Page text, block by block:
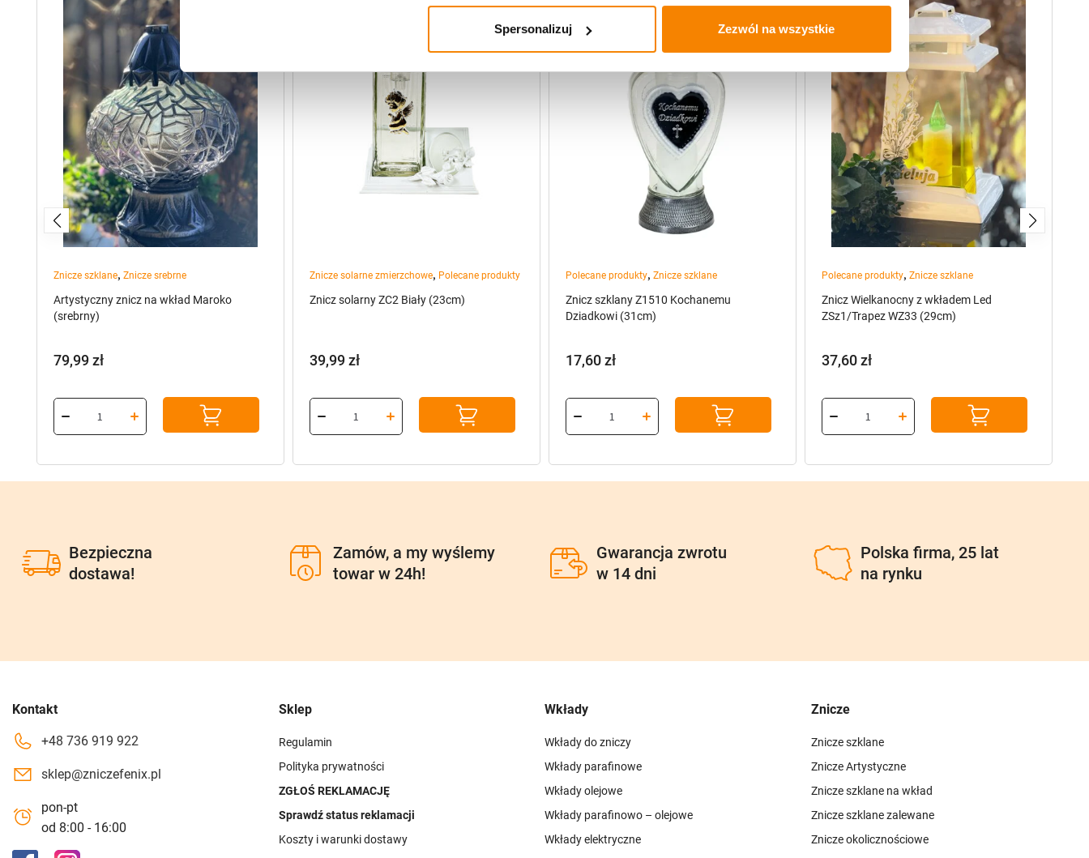
Spersonalizuj Zezwól na wszystkie
Znicze szklane, Znicze srebrne
Artystyczny znicz na wkład Maroko
(srebrny)
79,99zł
Znicze solarne zmierzchowe, Polecane produkty
Znicz solarny ZC2 Biały (23cm)
39,99zł
Polecane produkty, Znicze szklane
Znicz szklany Z1510 Kochanemu
Dziadkowi (31cm)
17,60zł
Polecane produkty, Znicze szklane
Znicz Wielkanocny z wkładem Led
ZSz1/Trapez WZ33 (29cm)
37,60zł
Bezpieczna
dostawa!
Zamów, a my wyślemy
towar w 24h!
Gwarancja zwrotu
w 14 dni
Polska firma, 25 lat
na rynku
Kontakt
+48 736 919 922
sklep@zniczefenix.pl
pon-pt
od 8:00 - 16:00
Sklep
Regulamin
Polityka prywatności
ZGŁOŚ REKLAMACJĘ
Sprawdź status reklamacji
Koszty i warunki dostawy
Wkłady
Wkłady do zniczy
Wkłady parafinowe
Wkłady olejowe
Wkłady parafinowo – olejowe
Wkłady elektryczne
Znicze
Znicze szklane
Znicze Artystyczne
Znicze szklane na wkład
Znicze szklane zalewane
Znicze okolicznościowe